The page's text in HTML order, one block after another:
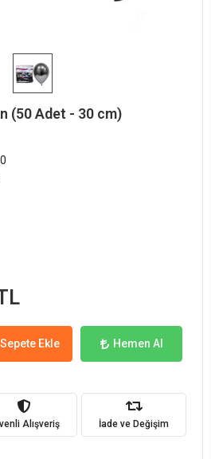
(50 Adet - 30 cm)
Sepete Ekle Hemen Al
Alışveriş İade ve Değişim